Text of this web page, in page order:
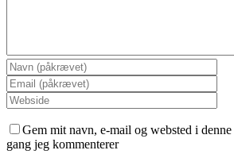
Gem mit navn, e-mail og websted i
gang jeg kommenterer